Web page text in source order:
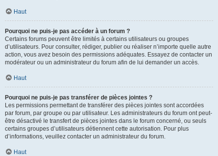
Haut
Pourquoi ne puis-je pas accéder à un forum ?
Certains forums peuvent être limités à certains utilisateurs ou groupes
d’utilisateurs. Pour consulter, rédiger, publier ou réaliser n’importe quelle autre
action, vous avez besoin des permissions adéquates. Essayez de contacter un
modérateur ou un administrateur du forum afin de lui demander un accès.
Haut
Pourquoi ne puis-je pas transférer de pièces jointes ?
Les permissions permettant de transférer des pièces jointes sont accordées
par forum, par groupe ou par utilisateur. Les administrateurs du forum ont peut-
être désactivé le transfert de pièces jointes dans le forum concerné, ou seuls
certains groupes d’utilisateurs détiennent cette autorisation. Pour plus
d’informations, veuillez contacter un administrateur du forum.
Haut